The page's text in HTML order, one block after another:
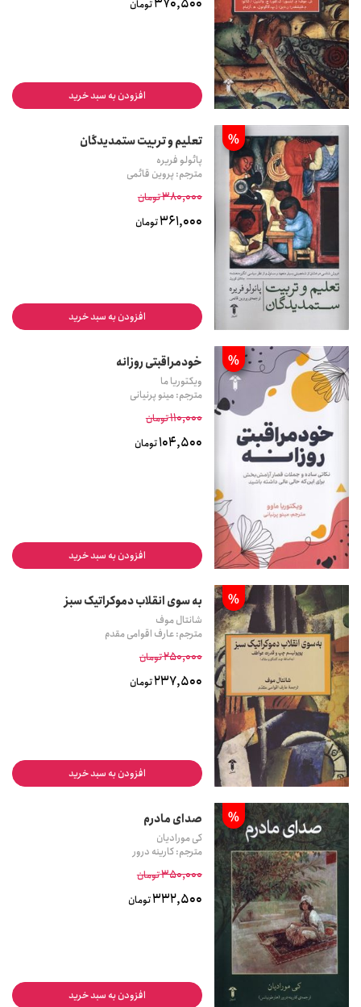
تومان
افزودن به سبد خرید
% تعلیم و تربیت ستمدیدگان
پائولو فریره
مترجم: پروین قائمی
380,000تومان
361,000تومان
افزودن به سبد خرید
% خودمراقبتی روزانه
ویکتوریا ما
مترجم: مینو پرنیانی
110,000تومان
104,500تومان
افزودن به سبد خرید
% به سوی انقلاب دموکراتیک سبز
شانتال موف
مترجم: عارف اقوامی مقدم
250,000تومان
237,500تومان
افزودن به سبد خرید
% صدای مادرم
کی مورادیان
مترجم: کارینه درور
350,000تومان
332,500تومان
افزودن به سبد خرید